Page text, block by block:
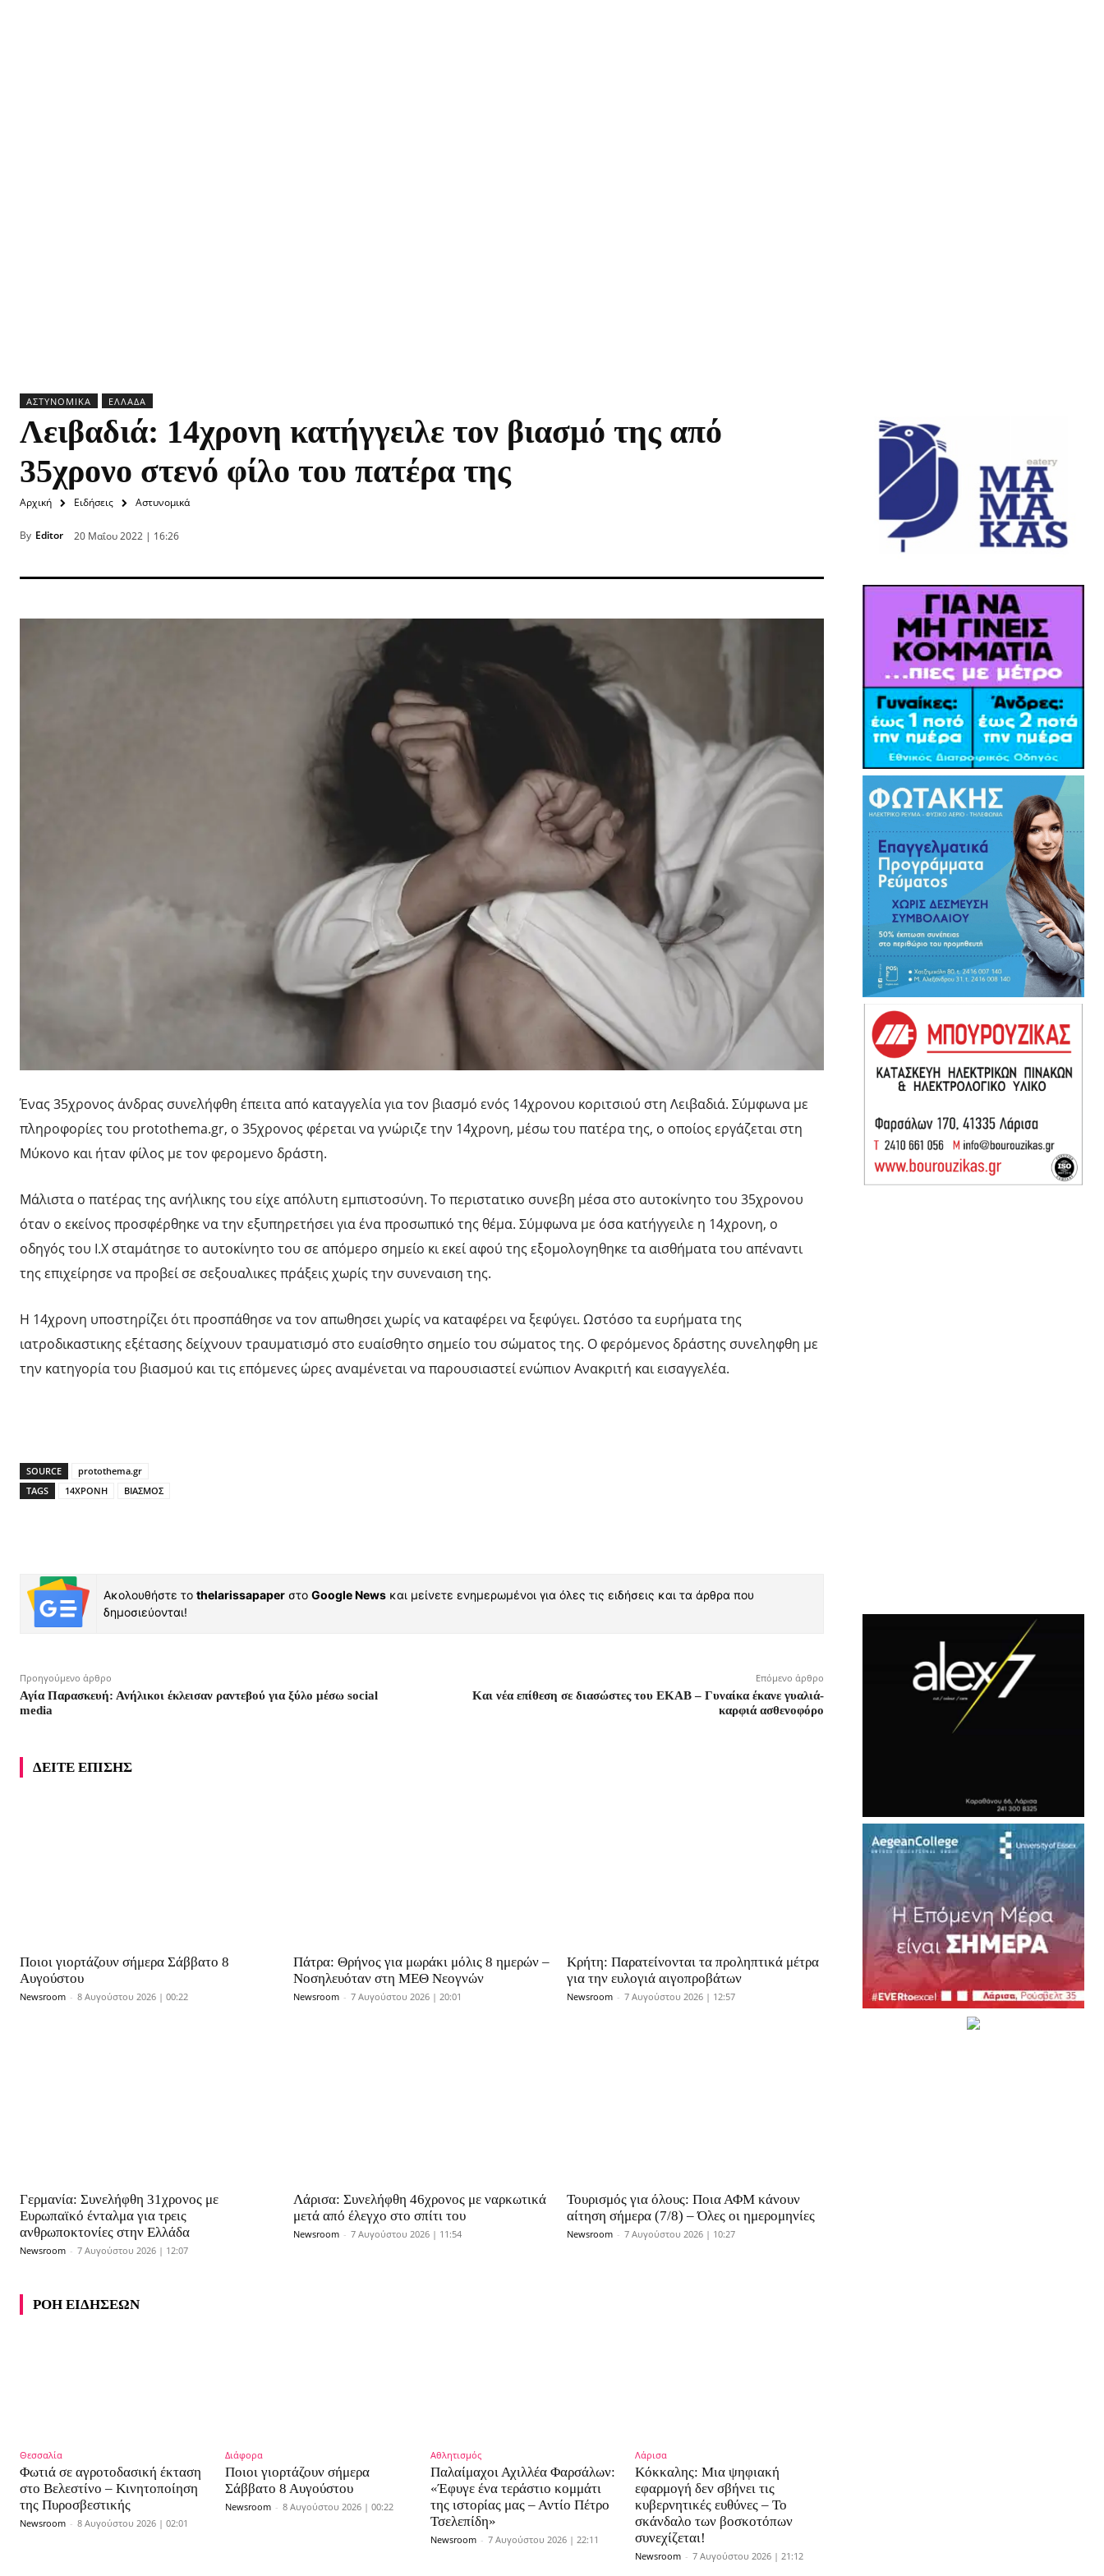
ΑΣΤΥΝΟΜΙΚΆ ΕΛΛΆΔΑ
Λειβαδιά: 14χρονη κατήγγειλε τον βιασμό της από
35χρονο στενό φίλο του πατέρα της
Αρχική Ειδήσεις Αστυνομικά
By Editor 20 Μαΐου 2022 | 16:26
Ένας 35χρονος άνδρας συνελήφθη έπειτα από καταγγελία για τον βιασμό ενός 14χρονου κοριτσιού στη Λειβαδιά. Σύμφωνα με
πληροφορίες του protothema.gr, ο 35χρονος φέρεται να γνώριζε την 14χρονη, μέσω του πατέρα της, ο οποίος εργάζεται στη
Μύκονο και ήταν φίλος με τον φερομενο δράστη.
Μάλιστα ο πατέρας της ανήλικης του είχε απόλυτη εμπιστοσύνη. Το περιστατικο συνεβη μέσα στο αυτοκίνητο του 35χρονου
όταν ο εκείνος προσφέρθηκε να την εξυπηρετήσει για ένα προσωπικό της θέμα. Σύμφωνα με όσα κατήγγειλε η 14χρονη, ο
οδηγός του Ι.Χ σταμάτησε το αυτοκίνητο του σε απόμερο σημείο κι εκεί αφού της εξομολογηθηκε τα αισθήματα του απέναντι
της επιχείρησε να προβεί σε σεξουαλικες πράξεις χωρίς την συνεναιση της.
Η 14χρονη υποστηρίζει ότι προσπάθησε να τον απωθησει χωρίς να καταφέρει να ξεφύγει. Ωστόσο τα ευρήματα της
ιατροδικαστικης εξέτασης δείχνουν τραυματισμό στο ευαίσθητο σημείο του σώματος της. Ο φερόμενος δράστης συνεληφθη με
την κατηγορία του βιασμού και τις επόμενες ώρες αναμένεται να παρουσιαστεί ενώπιον Ανακριτή και εισαγγελέα.
SOURCE
protothema.gr
TAGS
14ΧΡΟΝΗ ΒΙΑΣΜΟΣ
Ακολουθήστε το thelarissapaper στο Google News και μείνετε ενημερωμένοι για όλες τις ειδήσεις και τα άρθρα που
δημοσιεύονται!
Προηγούμενο άρθρο
Αγία Παρασκευή: Ανήλικοι έκλεισαν ραντεβού για ξύλο μέσω social
media
Επόμενο άρθρο
Και νέα επίθεση σε διασώστες του ΕΚΑΒ – Γυναίκα έκανε γυαλιά-
καρφιά ασθενοφόρο
ΔΕΙΤΕ ΕΠΙΣΗΣ
Ποιοι γιορτάζουν σήμερα Σάββατο 8
Αυγούστου
Newsroom - 8 Αυγούστου 2026 | 00:22
Πάτρα: Θρήνος για μωράκι μόλις 8 ημερών –
Νοσηλευόταν στη ΜΕΘ Νεογνών
Newsroom - 7 Αυγούστου 2026 | 20:01
Κρήτη: Παρατείνονται τα προληπτικά μέτρα
για την ευλογιά αιγοπροβάτων
Newsroom - 7 Αυγούστου 2026 | 12:57
Γερμανία: Συνελήφθη 31χρονος με
Ευρωπαϊκό ένταλμα για τρεις
ανθρωποκτονίες στην Ελλάδα
Newsroom - 7 Αυγούστου 2026 | 12:07
Λάρισα: Συνελήφθη 46χρονος με ναρκωτικά
μετά από έλεγχο στο σπίτι του
Newsroom - 7 Αυγούστου 2026 | 11:54
Τουρισμός για όλους: Ποια ΑΦΜ κάνουν
αίτηση σήμερα (7/8) – Όλες οι ημερομηνίες
Newsroom - 7 Αυγούστου 2026 | 10:27
ΡΟΗ ΕΙΔΗΣΕΩΝ
Θεσσαλία
Φωτιά σε αγροτοδασική έκταση
στο Βελεστίνο – Κινητοποίηση
της Πυροσβεστικής
Newsroom - 8 Αυγούστου 2026 | 02:01
Διάφορα
Ποιοι γιορτάζουν σήμερα
Σάββατο 8 Αυγούστου
Newsroom - 8 Αυγούστου 2026 | 00:22
Αθλητισμός
Παλαίμαχοι Αχιλλέα Φαρσάλων:
«Έφυγε ένα τεράστιο κομμάτι
της ιστορίας μας – Αντίο Πέτρο
Τσελεπίδη»
Newsroom - 7 Αυγούστου 2026 | 22:11
Λάρισα
Κόκκαλης: Μια ψηφιακή
εφαρμογή δεν σβήνει τις
κυβερνητικές ευθύνες – Το
σκάνδαλο των βοσκοτόπων
συνεχίζεται!
Newsroom - 7 Αυγούστου 2026 | 21:12